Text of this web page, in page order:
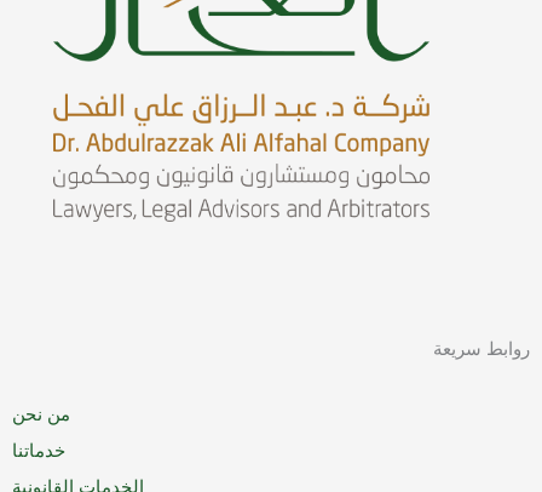
روابط سريعة
من نحن
خدماتنا
الخدمات القانونية